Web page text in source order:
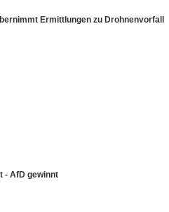
Ermittlungen zu Drohnenvorfall
- AfD gewinnt